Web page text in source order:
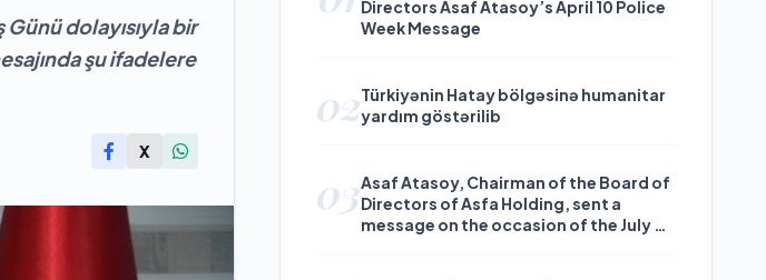
Günü dolayısıyla bir
şu ifadelere
X
Directors Asaf Atasoy’s April 10 Police
Week Message
02Türkiyənin Hatay bölgəsinə humanitar
yardım göstərilib
03Asaf Atasoy, Chairman of the Board of
Directors of Asfa Holding, sent a
message on the occasion of the July 24